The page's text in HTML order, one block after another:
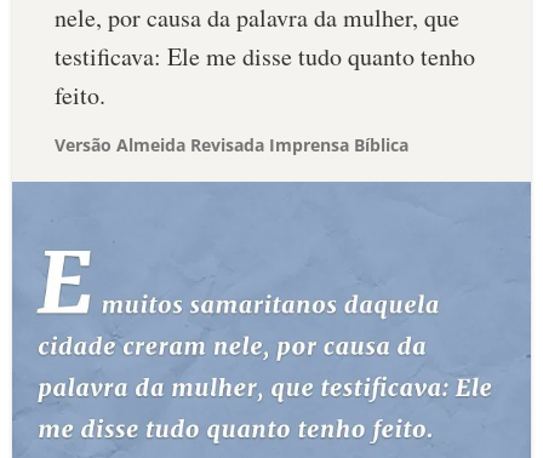
nele, por causa da palavra da mulher, que
testificava: Ele me disse tudo quanto tenho
feito.
Versão Almeida Revisada Imprensa Bíblica